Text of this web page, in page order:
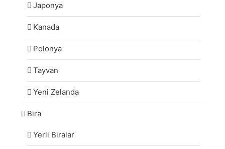
Japonya
Kanada
Polonya
Tayvan
Yeni Zelanda
Bira
Yerli Biralar